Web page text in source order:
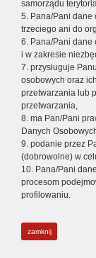
samorządu
5. Pana/Pani dane
trzeciego ani do
6. Pana/Pani dane
i w zakresie
7. przysługuje
osobowych oraz
przetwarzania lub
przetwarzania,
8. ma Pan/Pani
Danych
9. podanie przez
(dobrowolne) w
10. Pana/Pani
procesom
profilowaniu.
zamknij